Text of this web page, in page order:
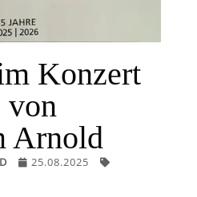
Konzert
von
Arnold
25.08.2025